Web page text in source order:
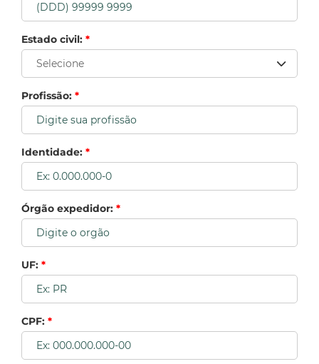
Estado civil: *
Profissão: *
Identidade: *
Órgão expedidor: *
UF: *
CPF: *